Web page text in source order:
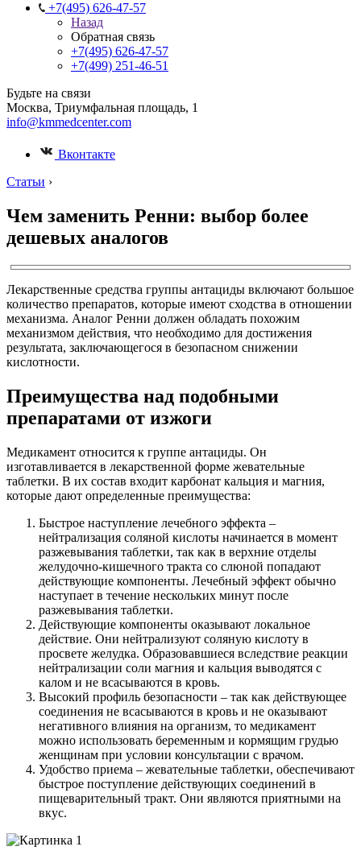
+7(495) 626-47-57
Назад
Обратная связь
+7(495) 626-47-57
+7(499) 251-46-51
Будьте на связи
Москва, Триумфальная площадь, 1
info@kmmedcenter.com
Вконтакте
Статьи ›
Чем заменить Ренни: выбор более
дешевых аналогов
Лекарственные средства группы антациды включают большое
количество препаратов, которые имеют сходства в отношении
механизма. Аналог Ренни должен обладать похожим
механизмом действия, что необходимо для достижения
результата, заключающегося в безопасном снижении
кислотности.
Преимущества над подобными
препаратами от изжоги
Медикамент относится к группе антациды. Он
изготавливается в лекарственной форме жевательные
таблетки. В их состав входит карбонат кальция и магния,
которые дают определенные преимущества:
Быстрое наступление лечебного эффекта –
нейтрализация соляной кислоты начинается в момент
разжевывания таблетки, так как в верхние отделы
желудочно-кишечного тракта со слюной попадают
действующие компоненты. Лечебный эффект обычно
наступает в течение нескольких минут после
разжевывания таблетки.
Действующие компоненты оказывают локальное
действие. Они нейтрализуют соляную кислоту в
просвете желудка. Образовавшиеся вследствие реакции
нейтрализации соли магния и кальция выводятся с
калом и не всасываются в кровь.
Высокий профиль безопасности – так как действующее
соединения не всасываются в кровь и не оказывают
негативного влияния на организм, то медикамент
можно использовать беременным и кормящим грудью
женщинам при условии консультации с врачом.
Удобство приема – жевательные таблетки, обеспечивают
быстрое поступление действующих соединений в
пищеварительный тракт. Они являются приятными на
вкус.